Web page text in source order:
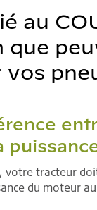
au
que
vos
votre tracteur
du moteur